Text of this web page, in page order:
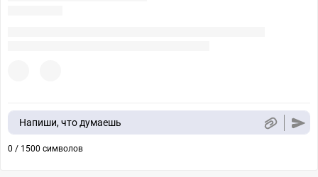
Напиши, что думаешь
0 / 1500 символов